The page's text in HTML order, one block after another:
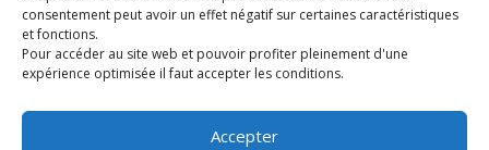
consentement peut avoir un effet négatif sur certaines caractéristiques
et fonctions.
Pour accéder au site web et pouvoir profiter pleinement d'une
expérience optimisée il faut accepter les conditions.
Accepter
7h à 16h lundi au vendredi
 COURRIEL